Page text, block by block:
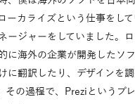
ーカライズという仕事をし
ージャーをしていました。
に海外の企業が開発したソ
に翻訳したり、デザインを調
その過程で、Preziというプ